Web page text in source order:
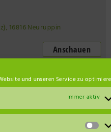
und unseren Service zu
Immer aktiv
16816 Neuruppin
Anschauen